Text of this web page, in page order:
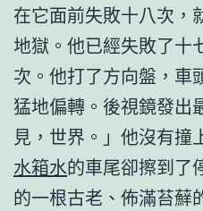
在它面前失敗十八次，
地獄。他已經失敗了十
次。他打了方向盤，車
猛地偏轉。後視鏡發出
見，世界。」他沒有撞
水箱水的車尾卻擦到了
的一根古老、佈滿苔蘚